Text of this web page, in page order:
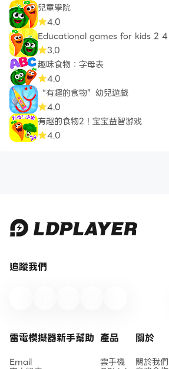
兒童學院
4.0
Educational games for kids 2 4
3.0
趣味食物：字母表
4.0
“有趣的食物”幼兒遊戲
4.0
有趣的食物2！宝宝益智游戏
4.0
追蹤我們
雷電模擬器新手幫助
Email
產品
雲手機
關於
關於我們